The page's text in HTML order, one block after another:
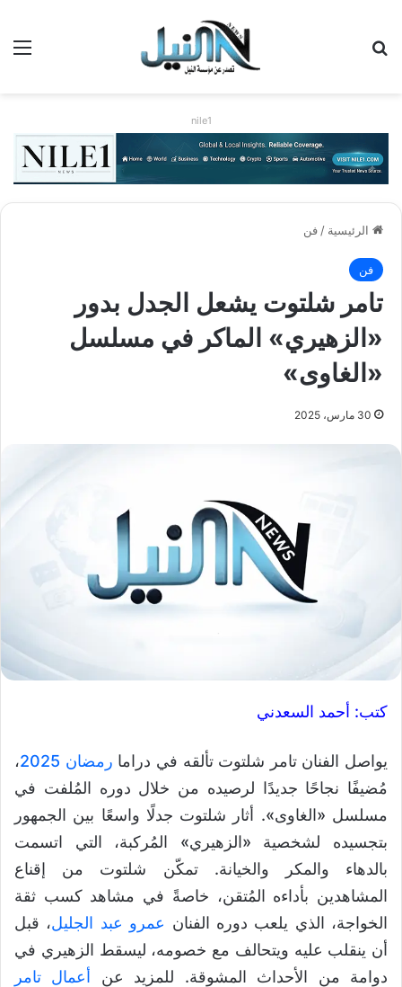
nile1
الرئيسية /فن
فن
تامر شلتوت يشعل الجدل بدور
«الزهيري» الماكر في مسلسل
«الغاوى»
30 مارس، 2025
كتب: أحمد السعدني
يواصل الفنان تامر شلتوت تألقه في دراما رمضان 2025
،
مُضيفًا نجاحًا جديدًا لرصيده من خلال دوره المُلفت في
مسلسل «الغاوى». أثار شلتوت جدلًا واسعًا بين الجمهور
بتجسيده لشخصية «الزهيري» المُركبة، التي اتسمت
بالدهاء والمكر والخيانة. تمكّن شلتوت من إقناع
المشاهدين بأداءه المُتقن، خاصةً في مشاهد كسب ثقة
الخواجة، الذي يلعب دوره الفنان عمرو عبد الجليل، قبل
أن ينقلب عليه ويتحالف مع خصومه، ليسقط الزهيري في
دوامة من الأحداث المشوقة. للمزيد عن أعمال تامر